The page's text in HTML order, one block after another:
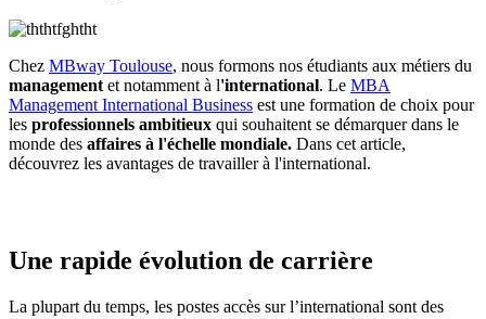
Chez MBway Toulouse, nous formons nos étudiants aux métiers du
managementet notamment à l'international. Le MBA
Management International Business est une formation de choix pour
les professionnels ambitieux qui souhaitent se démarquer dans le
monde des affaires à l'échelle mondiale. Dans cet article,
découvrez les avantages de travailler à l'international.
Une rapide évolution de carrière
La plupart du temps, les postes accès sur l’international sont des